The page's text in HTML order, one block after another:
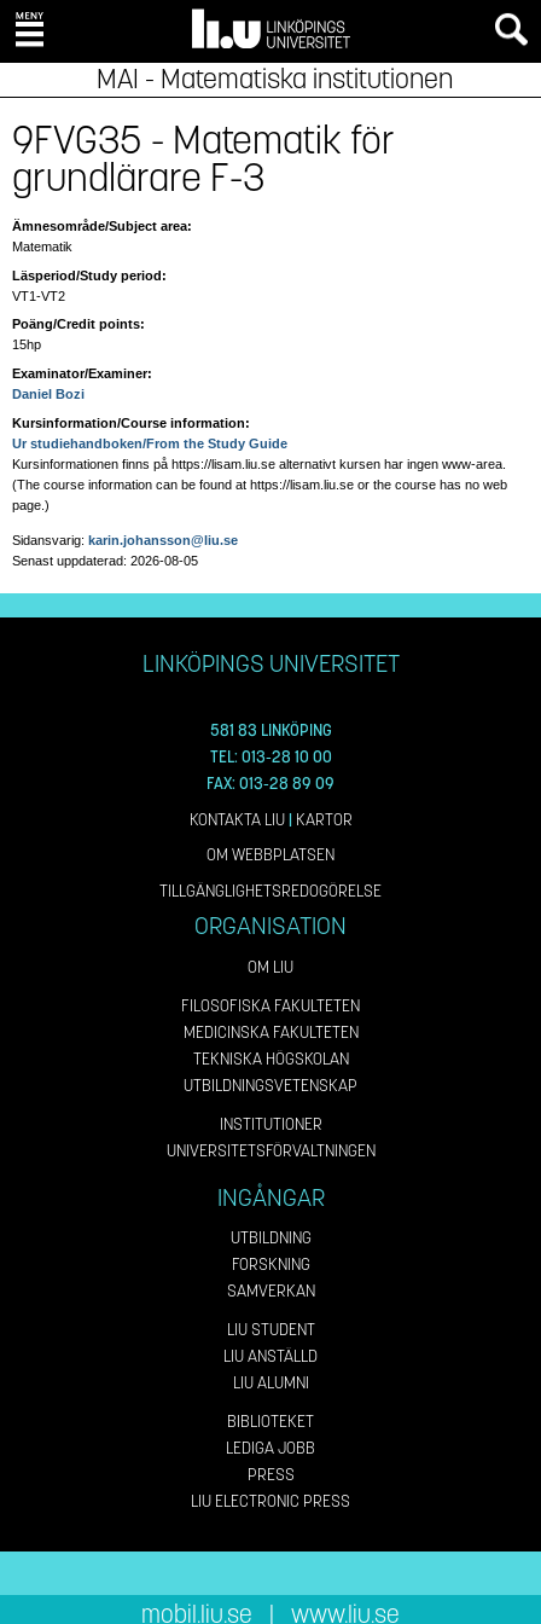
MAI - Matematiska institutionen
9FVG35 - Matematik för
grundlärare F-3
Ämnesområde/Subject area:
Matematik
Läsperiod/Study period:
VT1-VT2
Poäng/Credit points:
15hp
Examinator/Examiner:
Daniel Bozi
Kursinformation/Course information:
Ur studiehandboken/From the Study Guide
Kursinformationen finns på https://lisam.liu.se alternativt kursen har ingen www-area.
(The course information can be found at https://lisam.liu.se or the course has no web
page .)
Sidansvarig: karin.johansson@liu.se
Senast uppdaterad: 2026-08-05
LINKÖPINGS UNIVERSITET
581 83 LINKÖPING
TEL: 013-28 10 00
FAX: 013-28 89 09
KONTAKTA LIU| KARTOR
OM WEBBPLATSEN
TILLGÄNGLIGHETSREDOGÖRELSE
ORGANISATION
OM LIU
FILOSOFISKA FAKULTETEN
MEDICINSKA FAKULTETEN
TEKNISKA HÖGSKOLAN
UTBILDNINGSVETENSKAP
INSTITUTIONER
UNIVERSITETSFÖRVALTNINGEN
INGÅNGAR
UTBILDNING
FORSKNING
SAMVERKAN
LIU STUDENT
LIU ANSTÄLLD
LIU ALUMNI
BIBLIOTEKET
LEDIGA JOBB
PRESS
LIU ELECTRONIC PRESS
mobil.liu.se www.liu.se